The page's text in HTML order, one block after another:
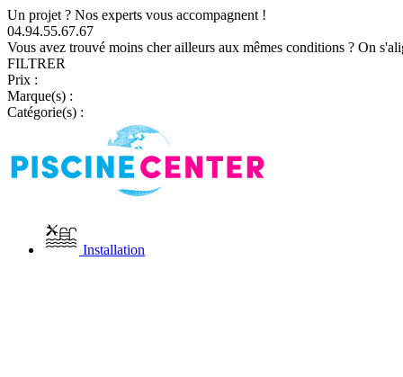
Un projet ? Nos experts vous accompagnent !
04.94.55.67.67
Vous avez trouvé moins cher ailleurs aux mêmes conditions ? On
FILTRER
Prix :
Marque(s) :
Catégorie(s) :
Installation